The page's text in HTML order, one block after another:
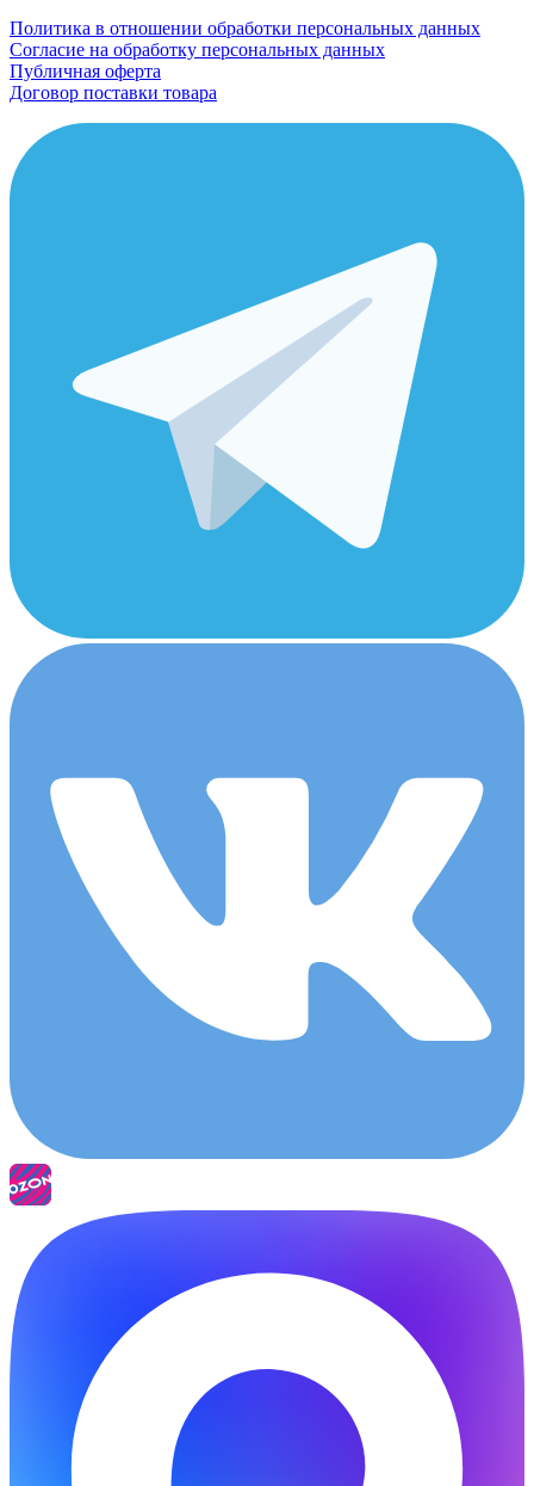
Политика в отношении обработки персональных данных
Согласие на обработку персональных данных
Публичная оферта
Договор поставки товара